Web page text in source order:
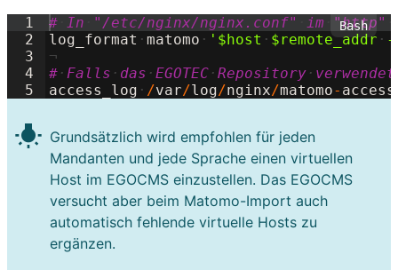
1
2
3
4
5
# In "/etc/nginx/nginx.conf" im "http"
log_format · matomo · ' $host · $remote_addr · -
¬
# · Falls · das · EGOTEC · Repository · verwendet
access_log · /var/log/nginx/matomo- access
wb_incandescent Grundsätzlich wird empfohlen für jeden
Mandanten und jede Sprache einen virtuellen
Host im EGOCMS einzustellen. Das EGOCMS
versucht aber beim Matomo-Import auch
automatisch fehlende virtuelle Hosts zu
ergänzen.